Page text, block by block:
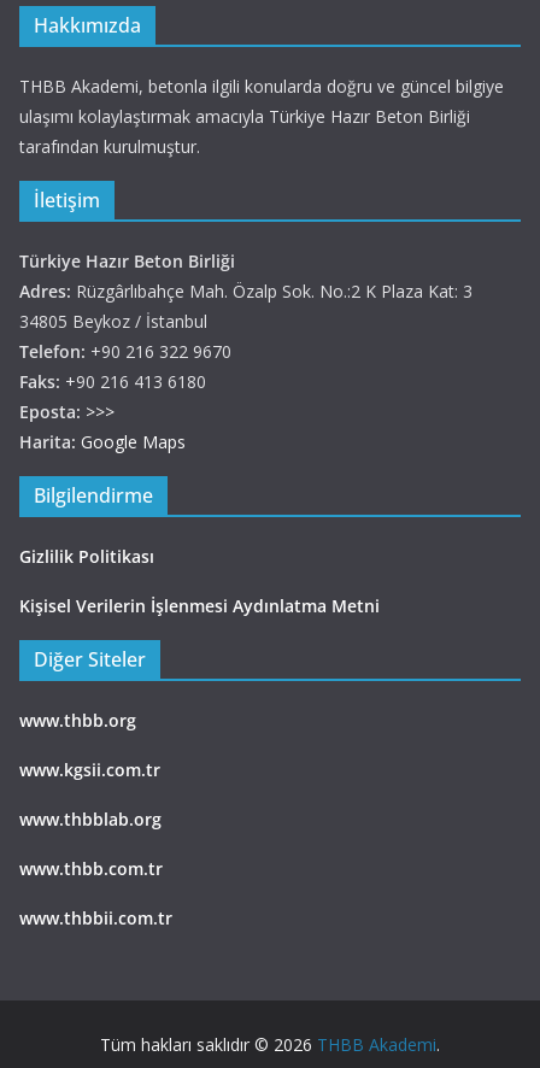
Hakkımızda
THBB Akademi, betonla ilgili konularda doğru ve güncel bilgiye
ulaşımı kolaylaştırmak amacıyla Türkiye Hazır Beton Birliği
tarafından kurulmuştur.
İletişim
Türkiye Hazır Beton Birliği
Adres: Rüzgârlıbahçe Mah. Özalp Sok. No.:2 K Plaza Kat: 3
34805 Beykoz / İstanbul
Telefon: +90 216 322 9670
Faks: +90 216 413 6180
Eposta: >>>
Harita: Google Maps
Bilgilendirme
Gizlilik Politikası
Kişisel Verilerin İşlenmesi Aydınlatma Metni
Diğer Siteler
www.thbb.org
www.kgsii.com.tr
www.thbblab.org
www.thbb.com.tr
www.thbbii.com.tr
Tüm hakları saklıdır © 2026 THBB Akademi.